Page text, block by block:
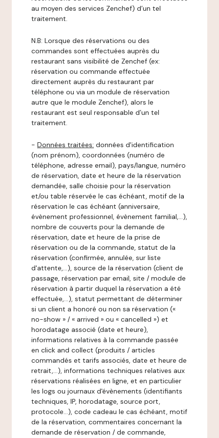
au moyen des services Zenchef) d’un tel
traitement.
N.B: Lorsque des réservations ou des
commandes sont effectuées auprès du
restaurant sans visibilité de Zenchef (ex:
réservation ou commande effectuée
directement auprès du restaurant par
téléphone ou via un module de réservation
autre que le module Zenchef), alors le
restaurant est seul responsable d’un tel
traitement.
- Données traitées: données d'identification
(nom prénom), coordonnées (numéro de
téléphone, adresse email), pays/langue, numéro
de réservation, date et heure de la réservation
demandée, salle choisie pour la réservation
et/ou table réservée le cas échéant, motif de la
réservation le cas échéant (anniversaire,
évènement professionnel, évènement familial,…),
nombre de couverts pour la demande de
réservation, date et heure de la prise de
réservation ou de la commande, statut de la
réservation (confirmée, annulée, sur liste
d'attente,…), source de la réservation (client de
passage, réservation par email, site / module de
réservation à partir duquel la réservation a été
effectuée,…), statut permettant de déterminer
si un client a honoré ou non sa réservation («
no-show » / « arrived » ou « cancelled ») et
horodatage associé (date et heure),
informations relatives à la commande passée
en click and collect (produits / articles
commandés et tarifs associés, date et heure de
retrait,…), informations techniques relatives aux
réservations réalisées en ligne, et en particulier
les logs ou journaux d'évènements (identifiants
techniques, IP, horodatage, source port,
protocole…), code cadeau le cas échéant, motif
de la réservation, commentaires concernant la
demande de réservation / de commande,